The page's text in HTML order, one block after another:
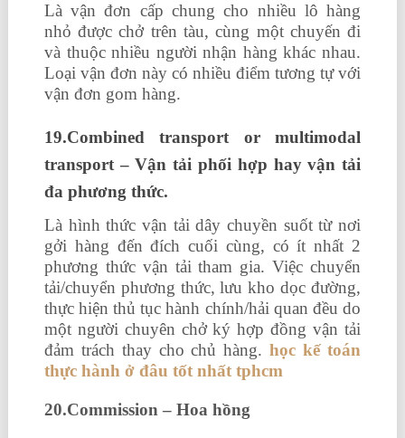
Là vận đơn cấp chung cho nhiều lô hàng
nhỏ được chở trên tàu, cùng một chuyến đi
và thuộc nhiều người nhận hàng khác nhau.
Loại vận đơn này có nhiều điểm tương tự với
vận đơn gom hàng.
19.Combined transport or multimodal
transport – Vận tải phối hợp hay vận tải
đa phương thức.
Là hình thức vận tải dây chuyền suốt từ nơi
gởi hàng đến đích cuối cùng, có ít nhất 2
phương thức vận tải tham gia. Việc chuyển
tải/chuyển phương thức, lưu kho dọc đường,
thực hiện thủ tục hành chính/hải quan đều do
một người chuyên chở ký hợp đồng vận tải
đảm trách thay cho chủ hàng.học kế toán
thực hành ở đâu tốt nhất tphcm
20.Commission – Hoa hồng